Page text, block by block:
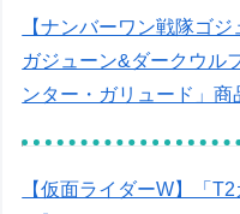
【ナンバーワン戦隊ゴ
ガジューン&ダークウル
ンター・ガリュード」商
【仮面ライダーW】「